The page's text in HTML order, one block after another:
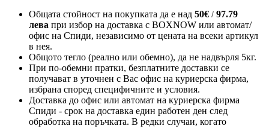
Общата стойност на покупката да е над 50€ / 97.79
лева при избор на доставка с BOXNOW или автомат/
офис на Спиди, независимо от цената на всеки артикул
в нея.
Общото тегло (реално или обемно), да не надвърля 5кг.
При по-обемни пратки, безплатните доставки се
получават в уточнен с Вас офис на куриерска фирма,
избрана според специфичните и условия.
Доставка до офис или автомат на куриерска фирма
Спиди - срок на доставка един работен ден след
обработка на поръчката. В редки случаи, когато